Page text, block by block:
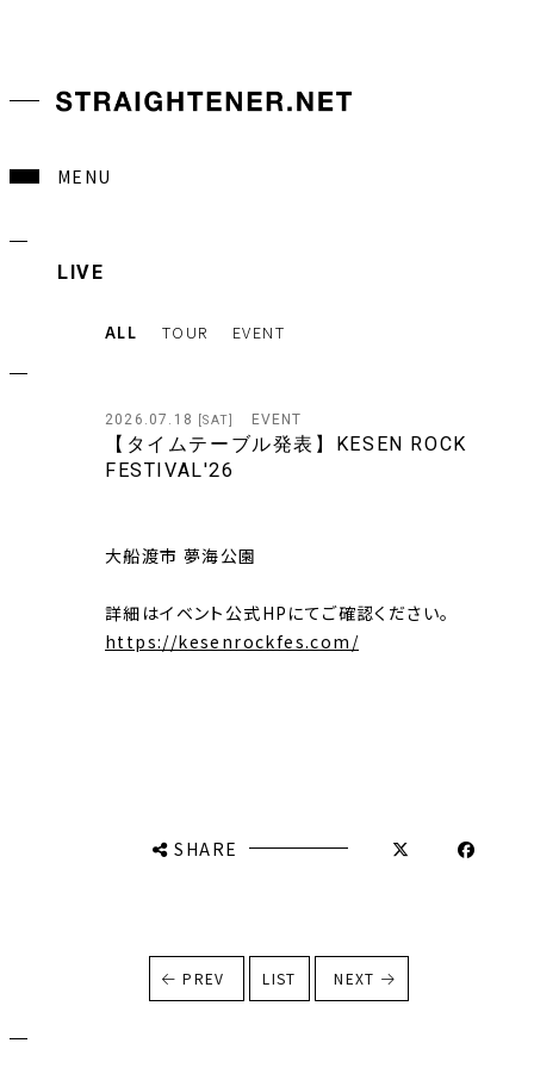
MENU
LIVE
ALL TOUR EVENT
2026.07.18 [SAT] EVENT
【タイムテーブル発表】KESEN ROCK
FESTIVAL'26
大船渡市 夢海公園
詳細はイベント公式HPにてご確認ください。
https://kesenrockfes.com/
SHARE
PREV LIST NEXT